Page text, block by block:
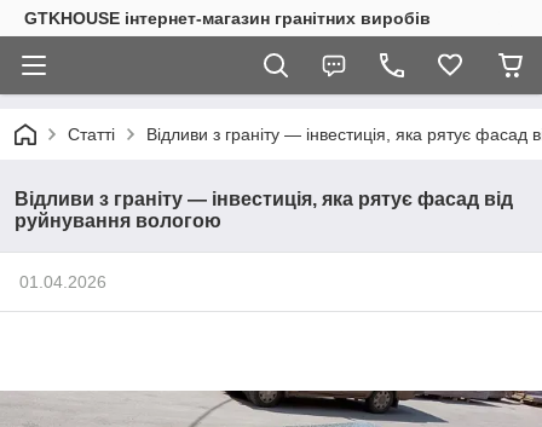
GTKHOUSE інтернет-магазин гранітних виробів
Статті Відливи з граніту — інвестиція, яка рятує фасад
Відливи з граніту — інвестиція, яка рятує фасад від
руйнування вологою
01.04.2026